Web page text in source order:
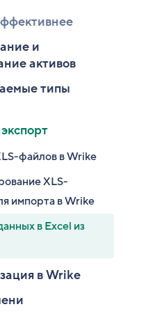
и
активов
типы
файлов в Wrike
XLS-
импорта в Wrike
в Excel из
в Wrike